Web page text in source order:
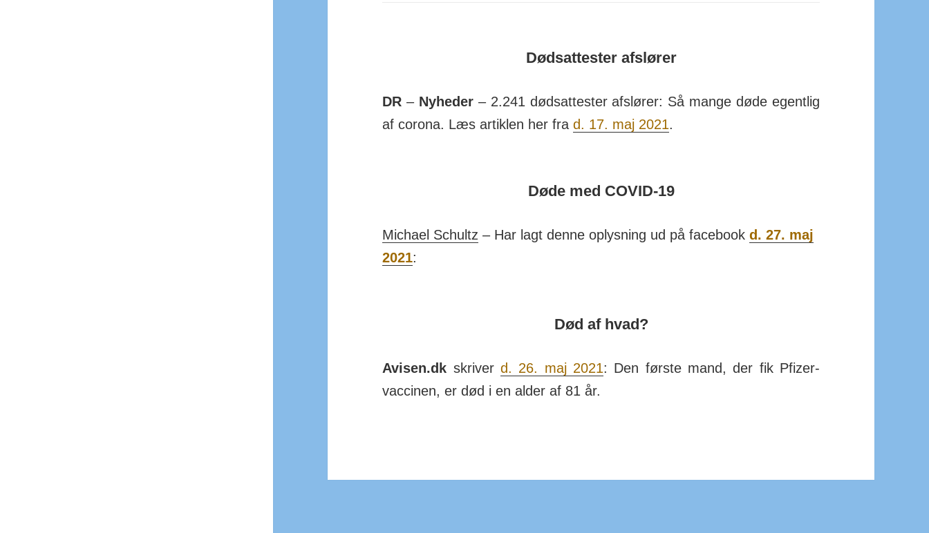
Dødsattester afslører
DR – Nyheder – 2.241 dødsattesterafslører: Så mange døde egentlig
af corona. Læs artiklen her frad. 17. maj 2021.
Døde med COVID-19
Michael Schultz – Har lagt denne oplysning ud på facebookd. 27. maj
2021:
Død af hvad?
Avisen.dk skriverd. 26. maj 2021: Den første mand, der fik Pfizer-
vaccinen, er død i en alder af 81 år.